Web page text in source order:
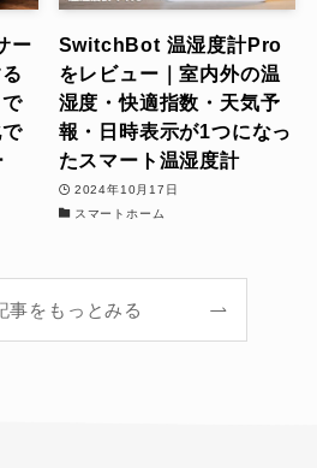
ー
SwitchBot 温湿度計Pro
をレビュー｜室内外の温
湿度・快適指数・天気予
報・日時表示が1つになっ
たスマート温湿度計
2024年10月17日
スマートホーム
事をもっとみる